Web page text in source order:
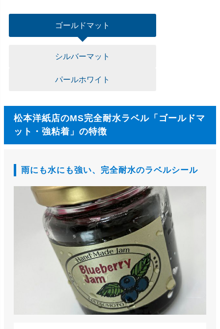
ゴールドマット
シルバーマット
パールホワイト
松本洋紙店のMS完全耐水ラベル「ゴールドマ
ット・強粘着」の特徴
雨にも水にも強い、完全耐水のラベルシール